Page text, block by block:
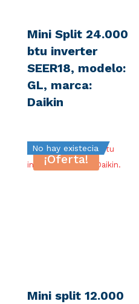
Mini Split 24.000
btu inverter
SEER18, modelo:
GL, marca:
Daikin
¡Oferta!
No hay existecia
Mini split 12.000